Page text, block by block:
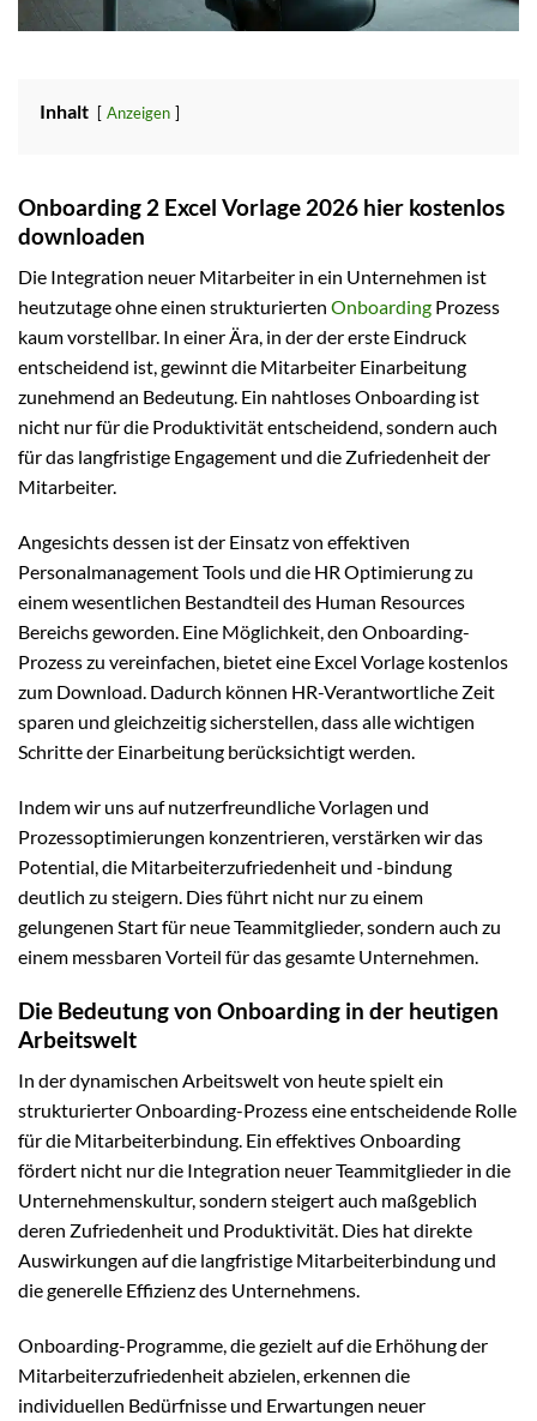
Inhalt Anzeigen
Onboarding 2 Excel Vorlage 2026 hier kostenlos
downloaden
Die Integration neuer Mitarbeiter in ein Unternehmen ist
heutzutage ohne einen strukturierten Onboarding Prozess
kaum vorstellbar. In einer Ära, in der der erste Eindruck
entscheidend ist, gewinnt die Mitarbeiter Einarbeitung
zunehmend an Bedeutung. Ein nahtloses Onboarding ist
nicht nur für die Produktivität entscheidend, sondern auch
für das langfristige Engagement und die Zufriedenheit der
Mitarbeiter.
Angesichts dessen ist der Einsatz von effektiven
Personalmanagement Tools und die HR Optimierung zu
einem wesentlichen Bestandteil des Human Resources
Bereichs geworden. Eine Möglichkeit, den Onboarding-
Prozess zu vereinfachen, bietet eine Excel Vorlage kostenlos
zum Download. Dadurch können HR-Verantwortliche Zeit
sparen und gleichzeitig sicherstellen, dass alle wichtigen
Schritte der Einarbeitung berücksichtigt werden.
Indem wir uns auf nutzerfreundliche Vorlagen und
Prozessoptimierungen konzentrieren, verstärken wir das
Potential, die Mitarbeiterzufriedenheit und -bindung
deutlich zu steigern. Dies führt nicht nur zu einem
gelungenen Start für neue Teammitglieder, sondern auch zu
einem messbaren Vorteil für das gesamte Unternehmen.
Die Bedeutung von Onboarding in der heutigen
Arbeitswelt
In der dynamischen Arbeitswelt von heute spielt ein
strukturierter Onboarding-Prozess eine entscheidende Rolle
für die Mitarbeiterbindung. Ein effektives Onboarding
fördert nicht nur die Integration neuer Teammitglieder in die
Unternehmenskultur, sondern steigert auch maßgeblich
deren Zufriedenheit und Produktivität. Dies hat direkte
Auswirkungen auf die langfristige Mitarbeiterbindung und
die generelle Effizienz des Unternehmens.
Onboarding-Programme, die gezielt auf die Erhöhung der
Mitarbeiterzufriedenheit abzielen, erkennen die
individuellen Bedürfnisse und Erwartungen neuer